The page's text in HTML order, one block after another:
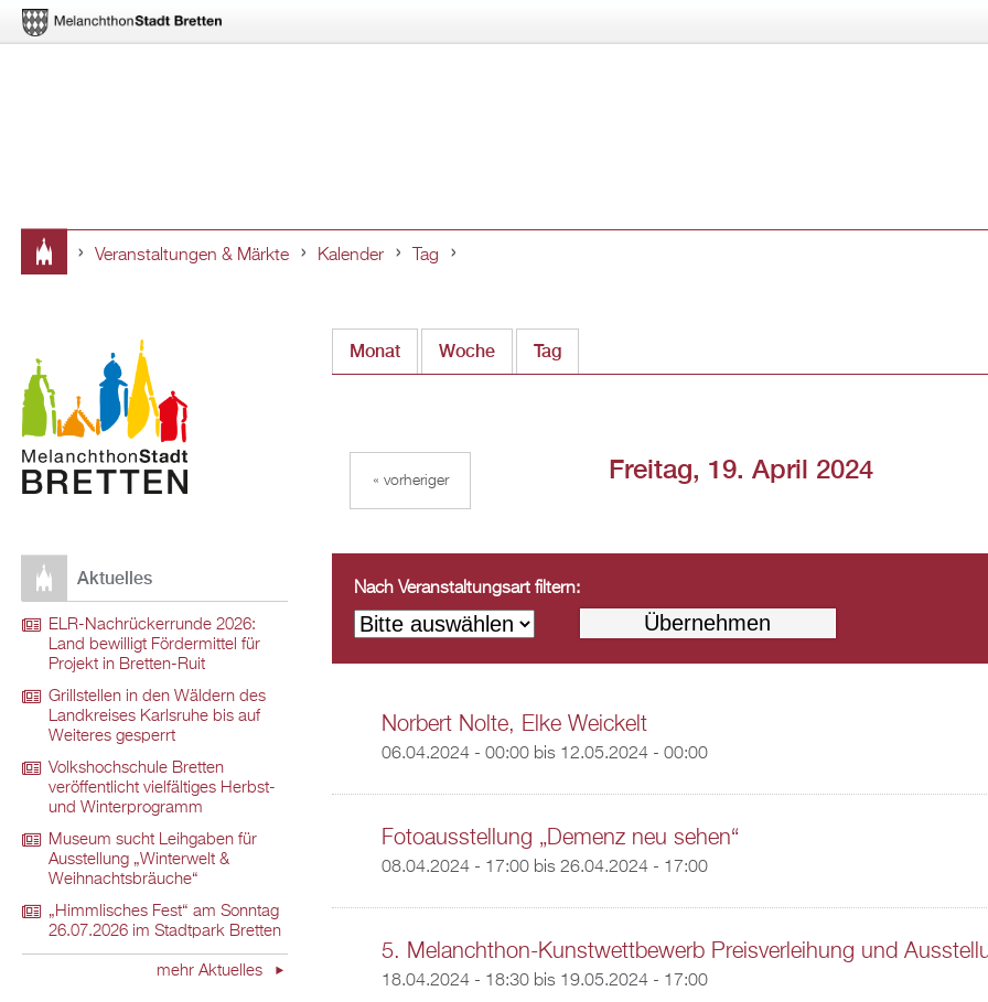
hier
Veranstaltungen & Märkte Kalender Tag
Monat Woche Tag(aktiver Reiter)
Freitag, 19. April 2024
« vorheriger
Nach Veranstaltungsart filtern:
Norbert Nolte, Elke Weickelt
06.04.2024 - 00:00bis 12.05.2024 - 00:00
Fotoausstellung „Demenz neu sehen“
08.04.2024 - 17:00bis 26.04.2024 - 17:00
5. Melanchthon-Kunstwettbewerb Preisverleihung und
18.04.2024 - 18:30bis 19.05.2024 - 17:00
Aktuelles
ELR-Nachrückerrunde 2026:
Land bewilligt Fördermittel für
Projekt in Bretten-Ruit
Grillstellen in den Wäldern des
Landkreises Karlsruhe bis auf
Weiteres gesperrt
Volkshochschule Bretten
veröffentlicht vielfältiges Herbst-
und Winterprogramm
Museum sucht Leihgaben für
Ausstellung „Winterwelt &
Weihnachtsbräuche“
„Himmlisches Fest“ am Sonntag
26.07.2026 im Stadtpark Bretten
mehr Aktuelles